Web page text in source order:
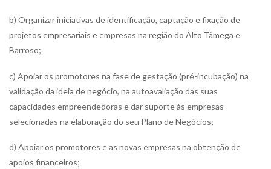
b) Organizar iniciativas de identificação, captação e fixação de
projetos empresariais e empresas na região do Alto Tâmega e
Barroso;
c) Apoiar os promotores na fase de gestação (pré-incubação) na
validação da ideia de negócio, na autoavaliação das suas
capacidades empreendedoras e dar suporte às empresas
selecionadas na elaboração do seu Plano de Negócios;
d) Apoiar os promotores e as novas empresas na obtenção de
apoios financeiros;